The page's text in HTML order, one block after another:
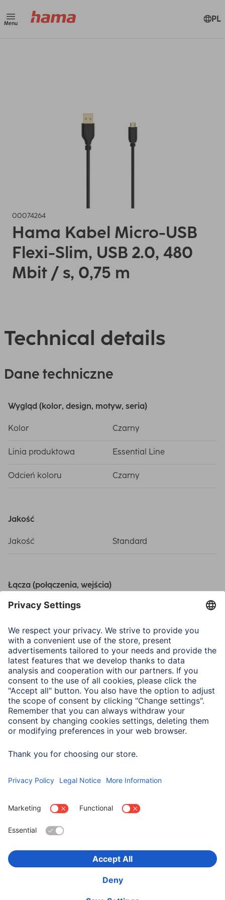
Menu PL
00074264
Hama Kabel Micro-USB
Flexi-Slim, USB 2.0, 480
Mbit / s, 0,75 m
Technical details
Dane techniczne
Wygląd (kolor, design, motyw, seria)
Kolor Czarny
Linia produktowa Essential Line
Odcień koloru Czarny
Jakość
Jakość Standard
Łącza (połączenia, wejścia)
Połączenie
Micro-USB-Plug, USB-Typ-
Połączenie USB 2.0
Właściwości elektrotechniczne
Maks. prędkość przesyłu
danych
480 Mbit/s
Wybierz kraj
Bezpieczeństwo i ochrona danych
Deklaracje zgodności